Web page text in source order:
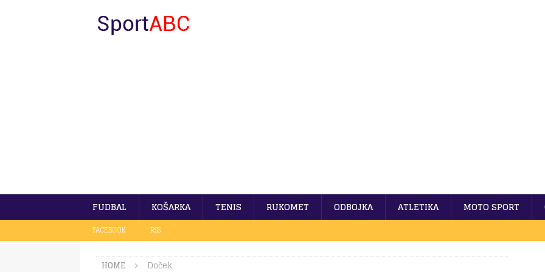
FUDBAL KOŠARKA TENIS RUKOMET ODBOJKA ATLETIKA MOTO SPORT
FACEBOOK RSS
HOME Doček